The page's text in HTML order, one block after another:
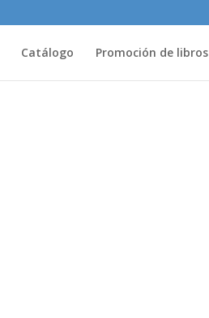
Catálogo Promoción de libros